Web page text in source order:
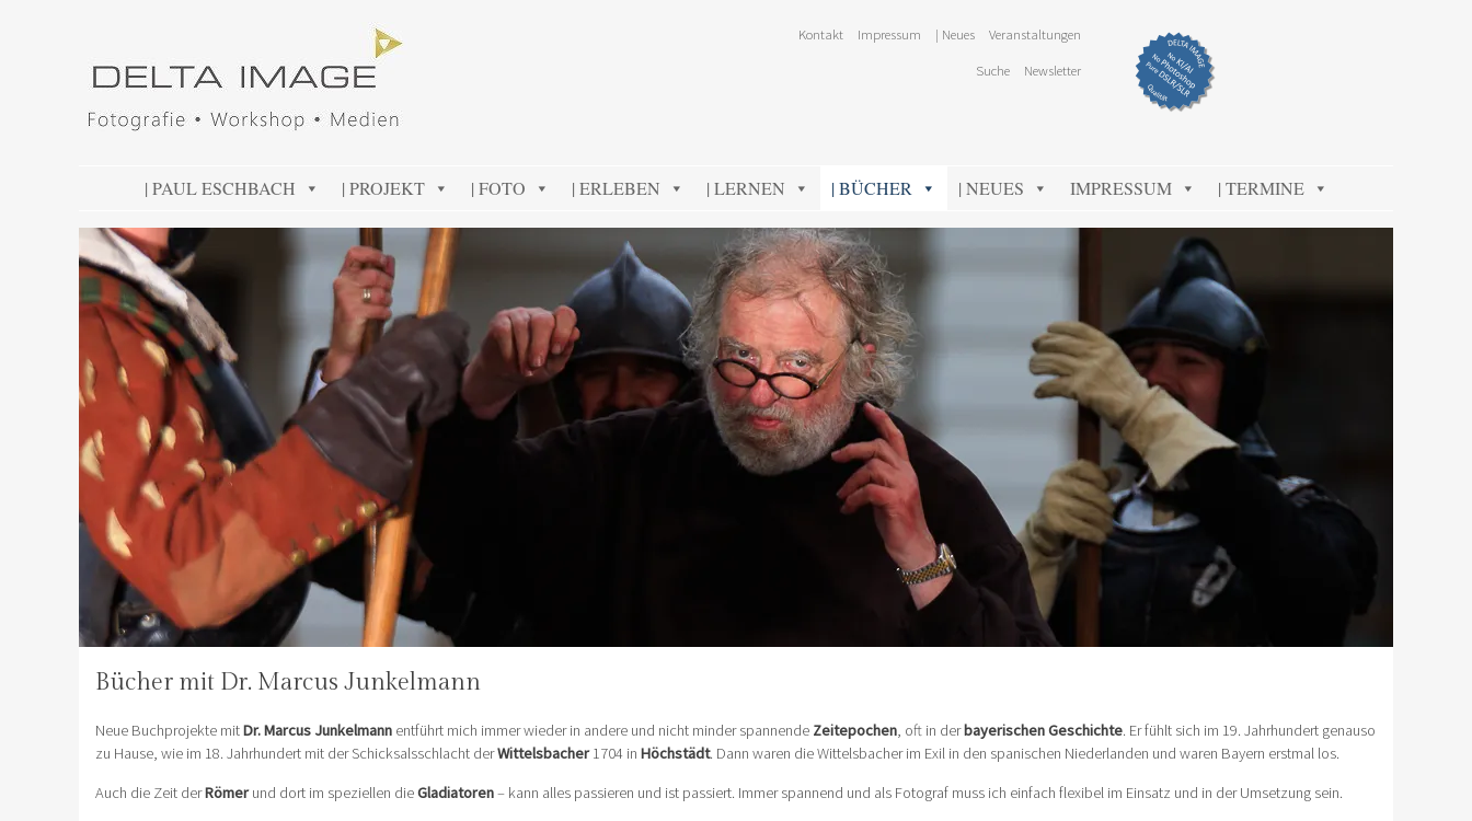
Kontakt Impressum | Neues Veranstaltungen
Suche Newsletter
SKIP TO CONTENT
| PAUL ESCHBACH | PROJEKT | FOTO | ERLEBEN | LERNEN | BÜCHER | NEUES IMPRESSUM | TERMINE
Bücher mit Dr. Marcus Junkelmann
Neue Buchprojekte mitDr. Marcus Junkelmann entführt mich immer wieder in andere und nicht minder spannende Zeitepochen, oft in derbayerischen Geschichte. Er fühlt sich im 19. Jahrhundert genauso
zu Hause, wie im 18. Jahrhundert mit der Schicksalsschlacht derWittelsbacher1704 in Höchstädt. Dann waren die Wittelsbacher im Exil in den spanischen Niederlanden und waren Bayern erstmal los.
Auch die Zeit derRömerund dort im speziellen dieGladiatoren– kann alles passieren und ist passiert. Immer spannend und als Fotograf muss ich einfach flexibel im Einsatz und in der Umsetzung sein.